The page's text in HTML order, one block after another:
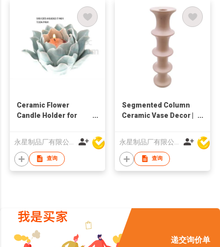
Ceramic Flower
Candle Holder for
查询
Segmented Column
Ceramic Vase Decor |
Minimalist Tall Home
Ornament |
Contemporary Art
查询
递交询价单